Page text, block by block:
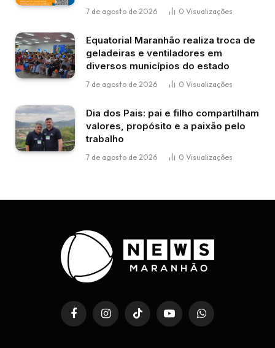
7 de agosto de 2026 0 Visualizações
Equatorial Maranhão realiza troca de
geladeiras e ventiladores em
diversos municípios do estado
7 de agosto de 2026 0 Visualizações
Dia dos Pais: pai e filho compartilham
valores, propósito e a paixão pelo
trabalho
7 de agosto de 2026 0 Visualizações
FacebookInstagramTikTok YouTubeWhatsApp